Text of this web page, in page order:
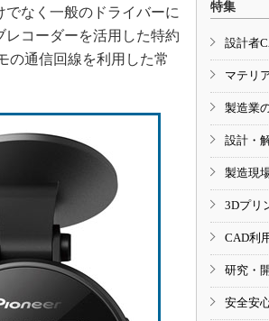
なく一般のドライバーに
レコーダーを活用した特約
の通信回線を利用した常
特集
設計者
マテリ
製造業
設計・
製造現
3Dプリ
CAD利
研究・
安全安